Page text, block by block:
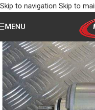
Skip to navigation Skip to
MENU